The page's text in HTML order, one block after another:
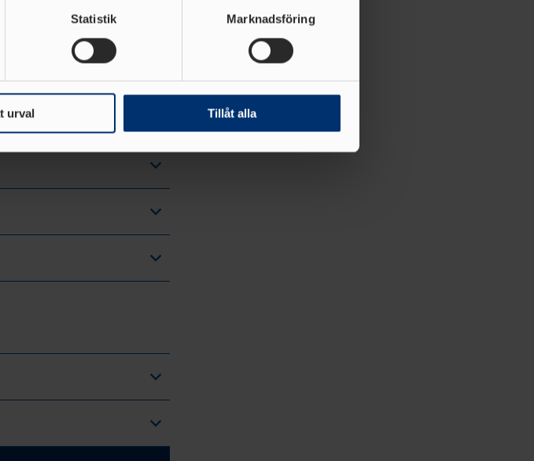
ställ in dina preferenser i
detaljsektionen. Du kan ändra
sådana identifierare och annan information från din enhet
med. Dessa kan i sin tur kombinera informationen
har samlat in när du har använt deras tjänster.
Statistik Marknadsföring
urval Tillåt alla